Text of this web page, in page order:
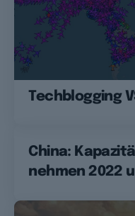
Techblogging
China:
nehmen 2022